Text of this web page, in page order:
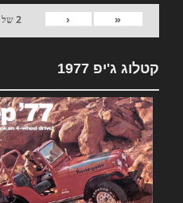
«
‹
2של
קטלוג ג'יפ 1977